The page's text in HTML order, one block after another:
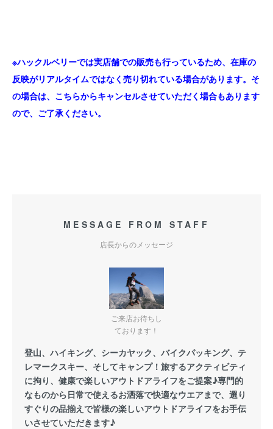
※ハックルベリーでは実店舗での販売も行っているため、在庫の
反映がリアルタイムではなく売り切れている場合があります。そ
の場合は、こちらからキャンセルさせていただく場合もあります
ので、ご了承ください。
MESSAGE FROM STAFF
店長からのメッセージ
ご来店お待ちし
ております！
登山、ハイキング、シーカヤック、バイクパッキング、テ
レマークスキー、そしてキャンプ！旅するアクティビティ
に拘り、健康で楽しいアウトドアライフをご提案♪専門的
なものから日常で使えるお洒落で快適なウエアまで、選り
すぐりの品揃えで皆様の楽しいアウトドアライフをお手伝
いさせていただきます♪